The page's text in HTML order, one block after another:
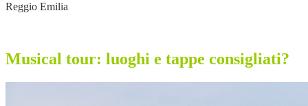
Reggio Emilia
Musical tour: luoghi e tappe consigliati?